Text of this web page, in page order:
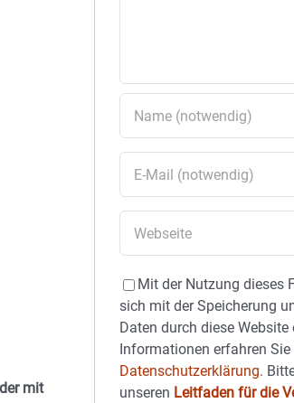
mit
Mit der Nutzung dieses
sich mit der Speicherung
Daten durch diese
Informationen erfahren Sie
Datenschutzerklärung.
unseren Leitfaden für die